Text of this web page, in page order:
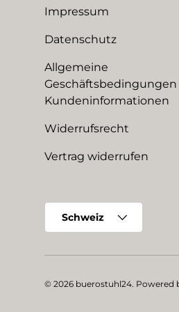
Impressum
Datenschutz
Allgemeine
Kundeninformationen
Widerrufsrecht
Vertrag widerrufen
Schweiz
© 2026 buerostuhl24. Powered